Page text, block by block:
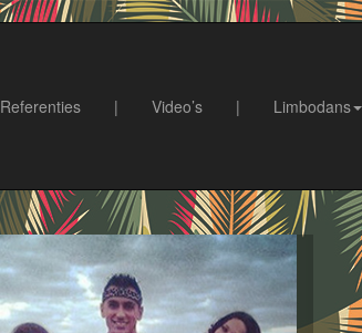
Referenties | Video’s | Limbodans